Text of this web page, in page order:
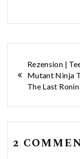
Rezension |
Mutant Ninja
The Last Ronin
2